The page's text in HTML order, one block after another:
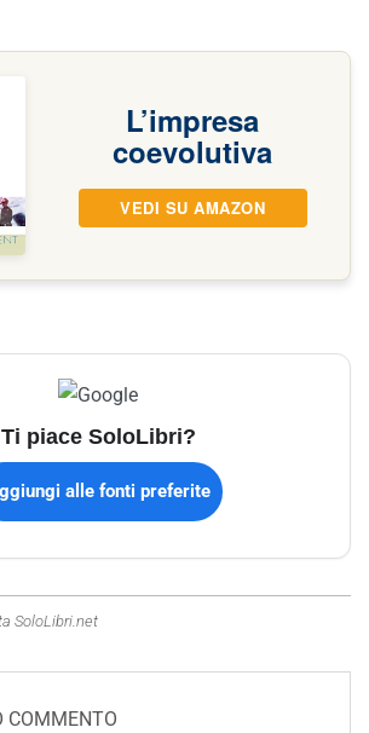
L’impresa
coevolutiva
VEDI SU AMAZON
Ti piace SoloLibri?
alle fonti preferite
SoloLibri.net
COMMENTO